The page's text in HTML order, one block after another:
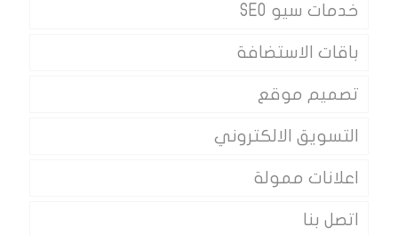
خدمات سيو SEO
باقات الاستضافة
تصميم موقع
التسويق الالكتروني
اعلانات ممولة
اتصل بنا